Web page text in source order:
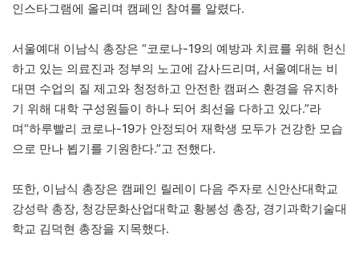
인스타그램에 올리며 캠페인 참여를 알렸다.
서울예대 이남식 총장은 “코로나-19의 예방과 치료를 위해 헌신
하고 있는 의료진과 정부의 노고에 감사드리며, 서울예대는 비
대면 수업의 질 제고와 청정하고 안전한 캠퍼스 환경을 유지하
기 위해 대학 구성원들이 하나 되어 최선을 다하고 있다.”라
며“하루빨리 코로나-19가 안정되어 재학생 모두가 건강한 모습
으로 만나 뵙기를 기원한다.”고 전했다.
또한, 이남식 총장은 캠페인 릴레이 다음 주자로 신안산대학교
강성락 총장, 청강문화산업대학교 황봉성 총장, 경기과학기술대
학교 김덕현 총장을 지목했다.